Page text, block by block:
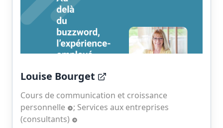
Louise Bourget
Cours de communication et croissance
personnelle
; Services aux entreprises
(consultants)